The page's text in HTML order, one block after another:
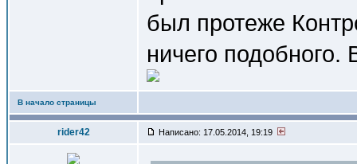
был протеже
ничего подобного.
В начало страницы
rider42 Написано: 17.05.2014, 19:19